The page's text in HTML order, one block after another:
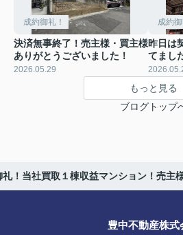
成約御礼！
決済無事終了！売主様・買主様
ありがとうございました！
2026.05.29
成約御
昨日は
てまし
もっと見る
ブログトップ
礼！当社買取１棟収益マンション！売主
豊中不動産株式